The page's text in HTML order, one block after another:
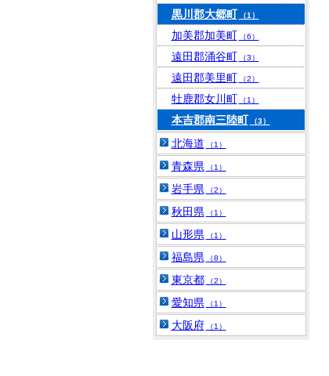
黒川郡大郷町 （1）
加美郡加美町 （6）
遠田郡涌谷町 （3）
遠田郡美里町 （2）
牡鹿郡女川町 （1）
本吉郡南三陸町 （3）
北海道 （1）
青森県 （1）
岩手県 （2）
秋田県 （1）
山形県 （1）
福島県 （8）
東京都 （2）
愛知県 （1）
大阪府 （1）